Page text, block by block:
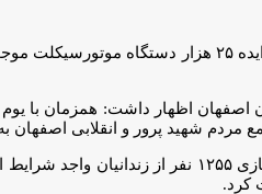
رئیس کل دادگستری استان اصفهان گفت: همزمان با حضور
مردم شهید پرور و انقلابی اصفهان
وی ادامه داد: ریاست قوه قضاییه سپس به زندان مرکزی
کرد.